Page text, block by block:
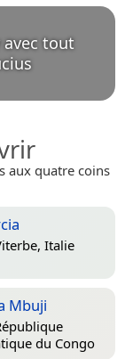
avec tout
aux quatre coins
Italie
Mbuji
du Congo